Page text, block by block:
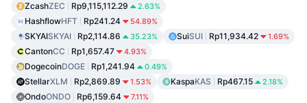
ZcashZEC Rp9,115,112.29 2.63%
HashflowHFT Rp241.24 54.89%
SKYAISKYAI Rp2,114.86 35.23% SuiSUI Rp11,934.42 1.69%
CantonCC Rp1,657.47 4.93%
DogecoinDOGE Rp1,241.94 0.49%
StellarXLM Rp2,869.89 1.53% KaspaKAS Rp467.15 2.18%
OndoONDO Rp6,159.64 7.11%